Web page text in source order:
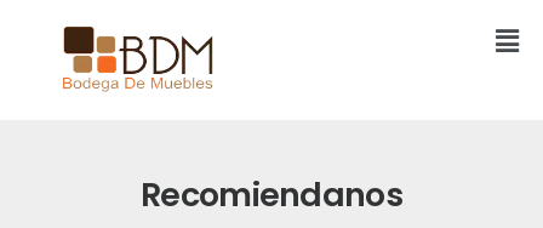
Recomiendanos